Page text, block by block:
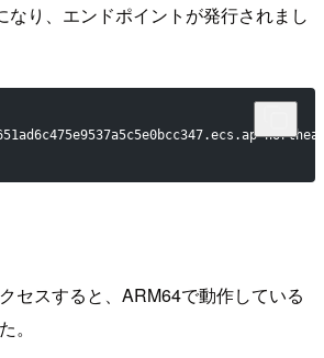
なり、エンドポイントが発行されまし
セスすると、ARM64で動作している
。